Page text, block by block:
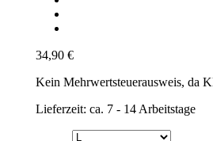
34,90 €
Kein Mehrwertsteuerausweis, da
Lieferzeit: ca. 7 - 14 Arbeitstage